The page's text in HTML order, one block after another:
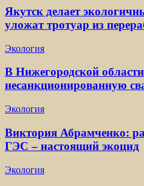
Якутск делает
уложат тротуар из
Экология
В Нижегородской
несанкционированную
Экология
Виктория Абрамченко:
ГЭС – настоящий экоцид
Экология